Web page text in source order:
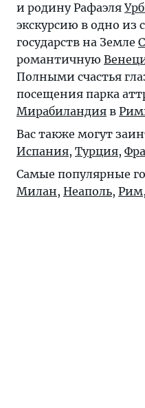
и родину Рафаэля
экскурсию в одно из
государств на Земле
романтичную
Полными счастья
посещения парка
Мирабиландия в
Вас также могут
Испания, Турция,
Самые популярные
Милан, Неаполь, Рим,